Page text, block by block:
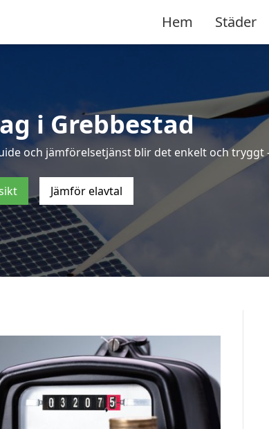
Hem Städer
i Grebbestad
och jämförelsetjänst blir det enkelt och tryggt
Jämför elavtal